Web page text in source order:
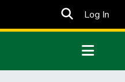
Log In